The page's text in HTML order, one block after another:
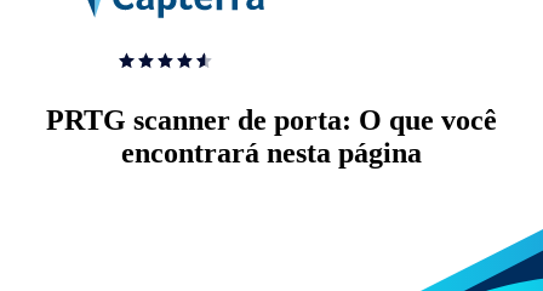
PRTG scanner de porta: O que você
encontrará nesta página